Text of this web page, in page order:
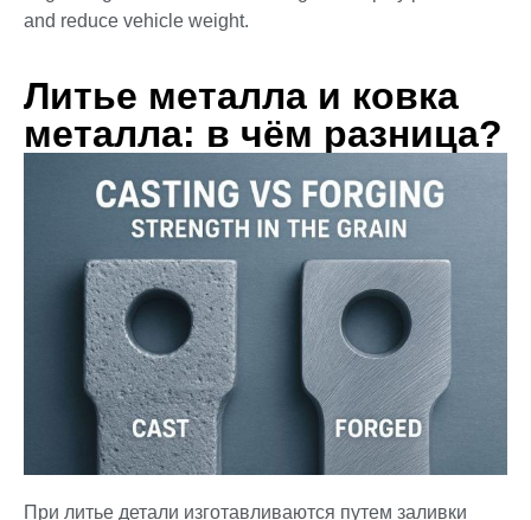
and reduce vehicle weight.
Литье металла и ковка
металла: в чём разница?
При литье детали изготавливаются путем заливки